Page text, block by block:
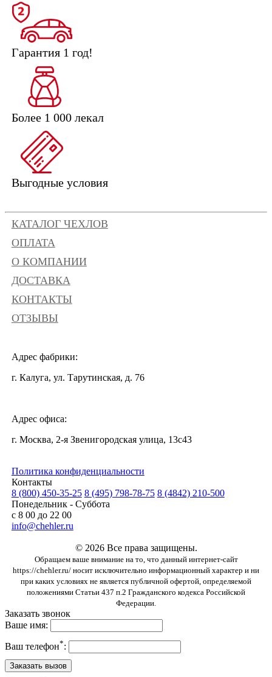
Гарантия 1 год!
Более 1 000 лекал
Выгодные условия
КАТАЛОГ ЧЕХЛОВ
ОПЛАТА
О КОМПАНИИ
ДОСТАВКА
КОНТАКТЫ
ОТЗЫВЫ
Адрес фабрики:
г. Калуга, ул. Тарутинская, д. 76
Адрес офиса:
г. Москва, 2-я Звенигородская улица, 13с43
Политика конфиденциальности
Контакты
8 (800) 450-35-25 8 (495) 798-78-75 8 (4842) 210-500
Понедельник - Суббота
с 8 00 до 22 00
info@chehler.ru
© 2026 Все права защищены.
Обращаем ваше внимание на то, что данный интернет-сайт
https://chehler.ru/ носит исключительно информационный характер и ни
при каких условиях не является публичной офертой, определяемой
положениями Статьи 437 п.2 Гражданского кодекса Российской
Федерации.
Заказать звонок
Ваше имя:
Ваш телефон*: